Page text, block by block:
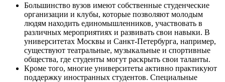
Большинство вузов имеют собственные студенческие
организации и клубы, которые позволяют молодым
людям находить единомышленников, участвовать в
различных мероприятиях и развивать свои навыки. В
университетах Москвы и Санкт-Петербурга, например,
существуют театральные, музыкальные и спортивные
общества, где студенты могут раскрыть свои таланты.
Кроме того, многие университеты активно практикуют
поддержку иностранных студентов. Специальные